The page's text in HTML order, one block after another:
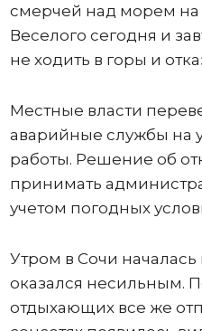
смерчей над морем на
Веселого сегодня и
не ходить в горы и
Местные власти
аварийные службы на
работы. Решение об
принимать
учетом погодных
Утром в Сочи
оказался несильным.
отдыхающих все же